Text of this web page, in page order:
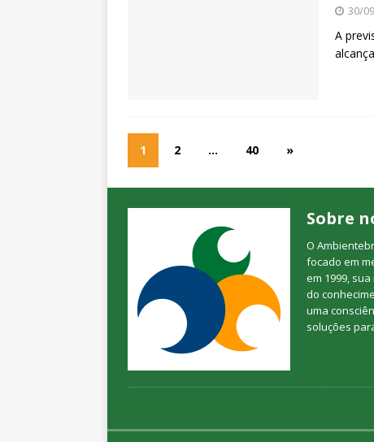
30/
A
1 2 … 40 »
Sobre
O
focado em
em 1999,
do
uma
soluções